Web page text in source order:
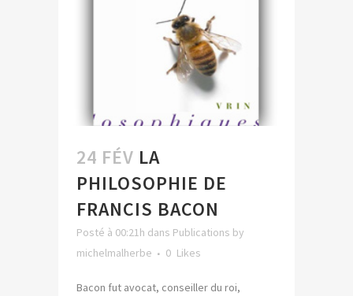
24 FÉV LA
PHILOSOPHIE DE
FRANCIS BACON
Posté à 00:21h dans Publications by
michelmalherbe
0 Likes
Bacon fut avocat, conseiller du roi,